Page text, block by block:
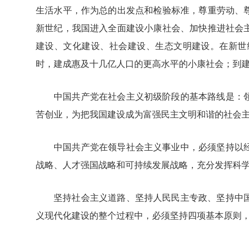
生活水平，作为总的出发点和检验标准，尊重劳动
新世纪，我国进入全面建设小康社会、加快推进社
建设、文化建设、社会建设、生态文明建设。在新
时，建成惠及十几亿人口的更高水平的小康社会；到
中国共产党在社会主义初级阶段的基本路线是
苦创业，为把我国建设成为富强民主文明和谐的社会
中国共产党在领导社会主义事业中，必须坚持
战略、人才强国战略和可持续发展战略，充分发挥科
坚持社会主义道路、坚持人民民主专政、坚持
义现代化建设的整个过程中，必须坚持四项基本原则